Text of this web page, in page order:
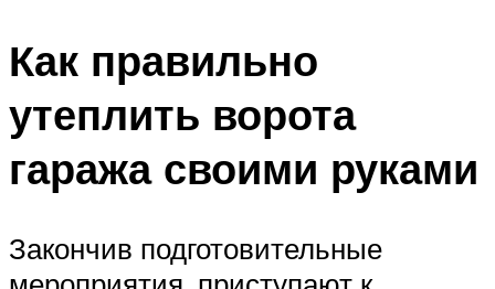
Как правильно
утеплить ворота
гаража своими руками
Закончив подготовительные